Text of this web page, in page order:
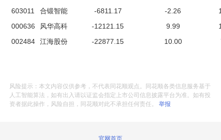
603011
合锻智能 -6811.17 -2.26
000636
风华高科 -12121.15 9.99
002484
江海股份 -22877.15 10.00
风险提示：本文内容仅供参考，不代表同花顺观点。同花顺各类信息服务基于
人工智能算法，如有出入请以证监会指定上市公司信息披露平台为准。如有投
资者据此操作，风险自担，同花顺对此不承担任何责任。举报